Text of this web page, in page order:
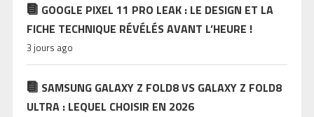
GOOGLE PIXEL 11 PRO LEAK : LE DESIGN ET LA
FICHE TECHNIQUE RÉVÉLÉS AVANT L’HEURE !
3 jours ago
SAMSUNG GALAXY Z FOLD8 VS GALAXY Z FOLD8
ULTRA : LEQUEL CHOISIR EN 2026